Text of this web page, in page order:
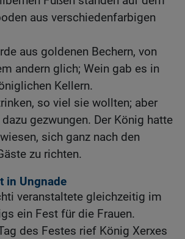
aus verschiedenfarbigen
aus goldenen Bechern, von
andern glich; Wein gab es in
Kellern.
so viel sie wollten; aber
gezwungen. Der König hatte
sich ganz nach den
zu richten.
in Ungnade
veranstaltete gleichzeitig im
ein Fest für die Frauen.
des Festes rief König Xerxes